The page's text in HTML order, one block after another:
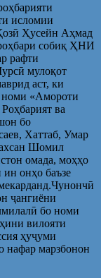
исломии
Ҳусейн Аҳмад
собиқ ҲНИ
рафти
мулоқот
аст, ки
номи «Амороти
ва
бо
Хаттаб, Умар
Шомил
омада, моҳҳо
онҳо баъзе
ҷангиёни
бо номи
вилояти
ҳуҷуми
нафар марзбонон